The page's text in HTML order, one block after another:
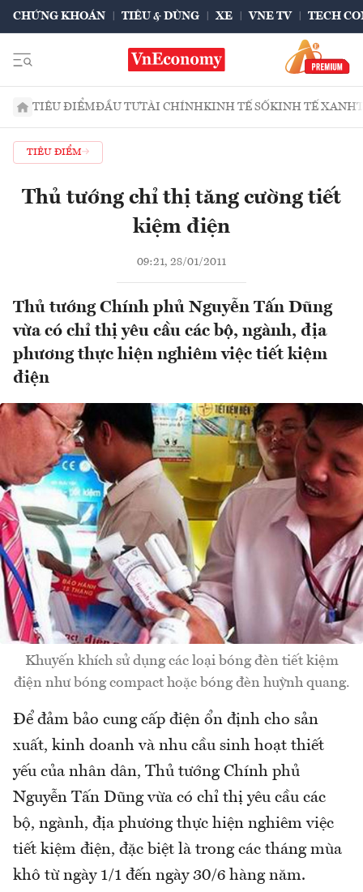
CHỨNG KHOÁN TIÊU & DÙNG XE VNE TV TECH
TIÊU ĐIỂMĐẦU TƯTÀI CHÍNHKINH TẾ SỐKINH TẾ XANH
TIÊU ĐIỂM
Thủ tướng chỉ thị tăng cường tiết
kiệm điện
09:21, 28/01/2011
Thủ tướng Chính phủ Nguyễn Tấn Dũng
vừa có chỉ thị yêu cầu các bộ, ngành, địa
phương thực hiện nghiêm việc tiết kiệm
điện
Khuyến khích sử dụng các loại bóng đèn tiết kiệm
điện như bóng compact hoặc bóng đèn huỳnh quang.
Để đảm bảo cung cấp điện ổn định cho sản
xuất, kinh doanh và nhu cầu sinh hoạt thiết
yếu của nhân dân, Thủ tướng Chính phủ
Nguyễn Tấn Dũng vừa có chỉ thị yêu cầu các
bộ, ngành, địa phương thực hiện nghiêm việc
tiết kiệm điện, đặc biệt là trong các tháng mùa
khô từ ngày 1/1 đến ngày 30/6 hàng năm.